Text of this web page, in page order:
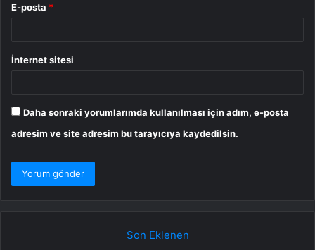
E-posta *
İnternet sitesi
Daha sonraki yorumlarımda kullanılması için adım, e-posta
adresim ve site adresim bu tarayıcıya kaydedilsin.
Son Eklenen